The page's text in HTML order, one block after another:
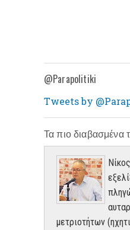
@Parapolitiki
Tweets by
Τα πιο διαβασμένα
μετριοτήτων